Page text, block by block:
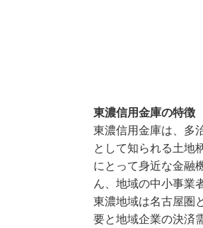
東濃信用金庫の特徴
東濃信用金庫は、多
として知られる土地
にとって身近な金融
ん、地域の中小事業
東濃地域は名古屋圏
要と地域企業の決済